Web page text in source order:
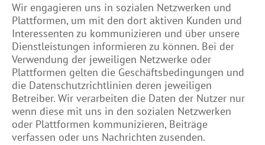
Wir engagieren uns in sozialen Netzwerken und
Plattformen, um mit den dort aktiven Kunden und
Interessenten zu kommunizieren und über unsere
Dienstleistungen informieren zu können. Bei der
Verwendung der jeweiligen Netzwerke oder
Plattformen gelten die Geschäftsbedingungen und
die Datenschutzrichtlinien deren jeweiligen
Betreiber. Wir verarbeiten die Daten der Nutzer nur
wenn diese mit uns in den sozialen Netzwerken
oder Plattformen kommunizieren, Beiträge
verfassen oder uns Nachrichten zusenden.